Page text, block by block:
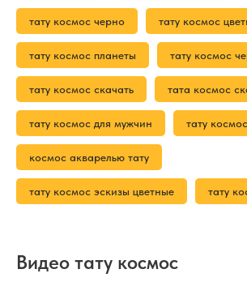
тату космос черно тату космос
тату космос планеты тату космос
тату космос скачать тата космос
тату космос для мужчин тату
космос акварелью тату
тату космос эскизы цветные тату
Видео тату космос